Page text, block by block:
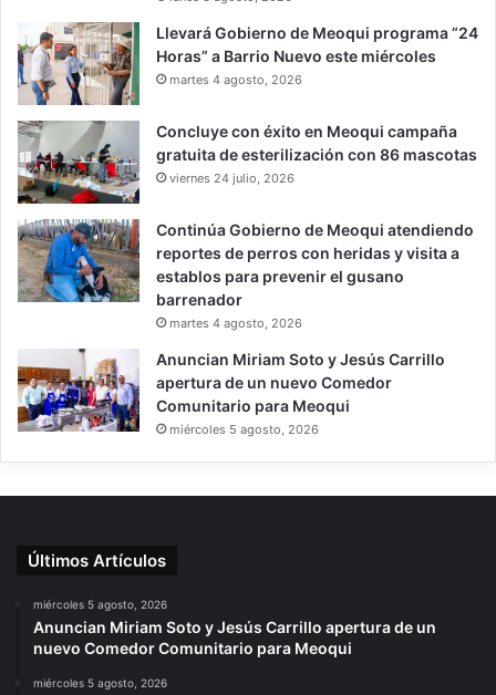
Llevará Gobierno de Meoqui programa “24
Horas” a Barrio Nuevo este miércoles
martes 4 agosto, 2026
Concluye con éxito en Meoqui campaña
gratuita de esterilización con 86 mascotas
viernes 24 julio, 2026
Continúa Gobierno de Meoqui atendiendo
reportes de perros con heridas y visita a
establos para prevenir el gusano
barrenador
martes 4 agosto, 2026
Anuncian Miriam Soto y Jesús Carrillo
apertura de un nuevo Comedor
Comunitario para Meoqui
miércoles 5 agosto, 2026
Últimos Artículos
miércoles 5 agosto, 2026
Anuncian Miriam Soto y Jesús Carrillo apertura de un
nuevo Comedor Comunitario para Meoqui
miércoles 5 agosto, 2026